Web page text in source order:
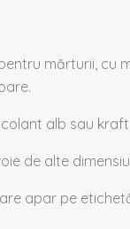
mărturii, cu
alb sau
de alte
apar pe